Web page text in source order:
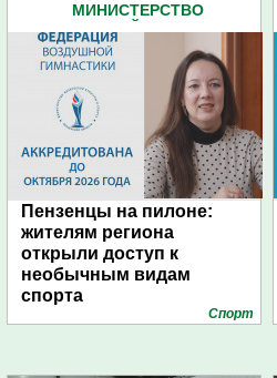
МИНИСТЕРСТВО
СПОРТА (496)
Пензенцы на пилоне:
жителям региона
открыли доступ к
необычным видам
спорта
Спорт